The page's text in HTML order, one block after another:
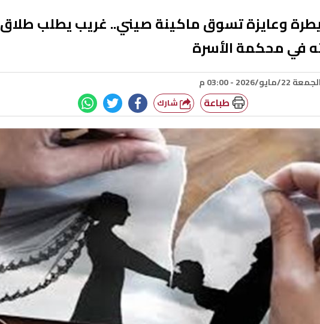
وعايزة تسوق ماكينة صيني.. غريب يطلب طلاق
في محكمة الأسرة
الجمعة 22/مايو/2026 - 03:00 م
طباعة